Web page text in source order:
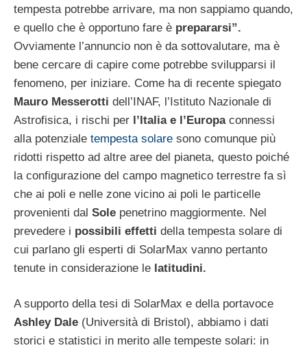
tempesta potrebbe arrivare, ma non sappiamo quando,
e quello che è opportuno fare è prepararsi”.
Ovviamente l’annuncio non è da sottovalutare, ma è
bene cercare di capire come potrebbe svilupparsi il
fenomeno, per iniziare. Come ha di recente spiegato
Mauro Messerotti dell’INAF, l’Istituto Nazionale di
Astrofisica, i rischi per l’Italia e l’Europaconnessi
alla potenziale tempesta solare sono comunque più
ridotti rispetto ad altre aree del pianeta, questo poiché
la configurazione del campo magnetico terrestre fa sì
che ai poli e nelle zone vicino ai poli le particelle
provenienti dal Sole penetrino maggiormente. Nel
prevedere i possibili effetti della tempesta solare di
cui parlano gli esperti di SolarMax vanno pertanto
tenute in considerazione le latitudini.
A supporto della tesi di SolarMax e della portavoce
Ashley Dale (Università di Bristol), abbiamo i dati
storici e statistici in merito alle tempeste solari: in